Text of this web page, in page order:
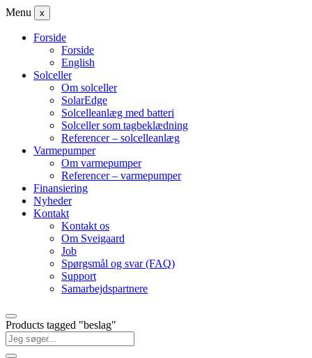
Menu x
Forside
Forside
English
Solceller
Om solceller
SolarEdge
Solcelleanlæg med batteri
Solceller som tagbeklædning
Referencer – solcelleanlæg
Varmepumper
Om varmepumper
Referencer – varmepumper
Finansiering
Nyheder
Kontakt
Kontakt os
Om Sveigaard
Job
Spørgsmål og svar (FAQ)
Support
Samarbejdspartnere
Products tagged "beslag"